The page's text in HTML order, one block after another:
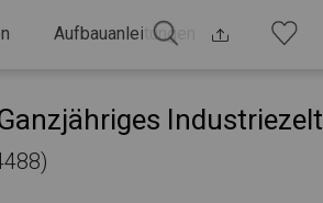
Aufbauanleitungen
Industriezelt